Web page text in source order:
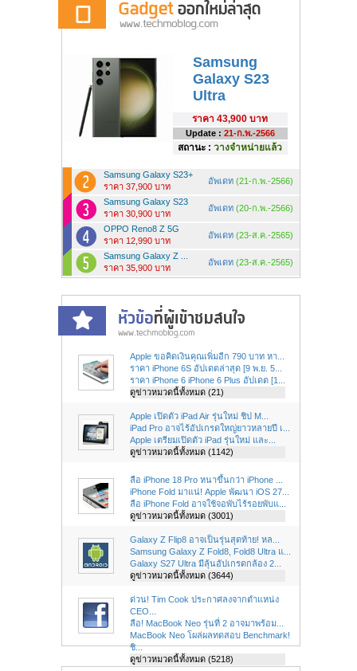
Samsung
Galaxy S23
Ultra
ราคา 43,900 บาท
Update : 21-ก.พ.-2566
สถานะ : วางจำหน่ายแล้ว
Samsung Galaxy S23+
ราคา 37,900 บาท
อัพเดท (21-ก.พ.-2566)
Samsung Galaxy S23
ราคา 30,900 บาท
อัพเดท (20-ก.พ.-2566)
OPPO Reno8 Z 5G
ราคา 12,990 บาท
อัพเดท (23-ส.ค.-2565)
Samsung Galaxy Z ...
ราคา 35,900 บาท
อัพเดท (23-ส.ค.-2565)
Apple ขอคิดเงินคุณเพิ่มอีก 790 บาท หา...
ราคา iPhone 6S อัปเดตล่าสุด [9 พ.ย. 5...
ราคา iPhone 6 iPhone 6 Plus อัปเดต [1...
ดูข่าวหมวดนี้ทั้งหมด (21)
Apple เปิดตัว iPad Air รุ่นใหม่ ชิป M...
iPad Pro อาจไร้อัปเกรดใหญ่ยาวหลายปี เ...
Apple เตรียมเปิดตัว iPad รุ่นใหม่ และ...
ดูข่าวหมวดนี้ทั้งหมด (1142)
ลือ iPhone 18 Pro หนาขึ้นกว่า iPhone ...
iPhone Fold มาแน่! Apple พัฒนา iOS 27...
ลือ iPhone Fold อาจใช้จอพับไร้รอยพับแ...
ดูข่าวหมวดนี้ทั้งหมด (3001)
Galaxy Z Flip8 อาจเป็นรุ่นสุดท้าย! หล...
Samsung Galaxy Z Fold8, Fold8 Ultra แ...
Galaxy S27 Ultra มีลุ้นอัปเกรดกล้อง 2...
ดูข่าวหมวดนี้ทั้งหมด (3644)
ด่วน! Tim Cook ประกาศลงจากตำแหน่ง
CEO...
ลือ! MacBook Neo รุ่นที่ 2 อาจมาพร้อม...
MacBook Neo โผล่ผลทดสอบ Benchmark!
ชิ...
ดูข่าวหมวดนี้ทั้งหมด (5218)